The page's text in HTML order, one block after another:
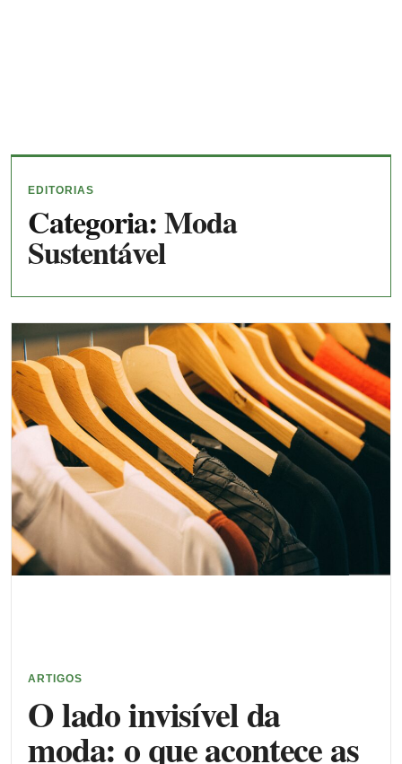
EDITORIAS
Categoria:Moda
Sustentável
ARTIGOS
O lado invisível da
moda: o que acontece as